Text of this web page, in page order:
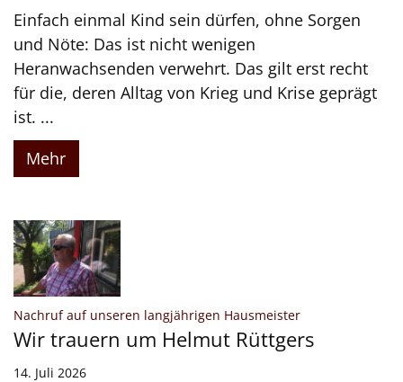
Einfach einmal Kind sein dürfen, ohne Sorgen
und Nöte: Das ist nicht wenigen
Heranwachsenden verwehrt. Das gilt erst recht
für die, deren Alltag von Krieg und Krise geprägt
ist. ...
Mehr
Nachruf auf unseren langjährigen Hausmeister:
Wir trauern um Helmut Rüttgers
14. Juli 2026